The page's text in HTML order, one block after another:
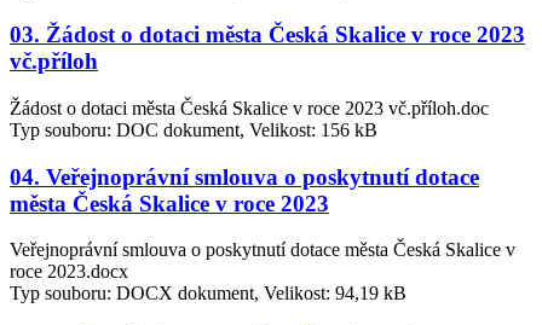
03. Žádost o dotaci města Česká Skalice v roce 2023
vč.příloh
Žádost o dotaci města Česká Skalice v roce 2023 vč.příloh.doc
Typ souboru: DOC dokument, Velikost: 156 kB
04. Veřejnoprávní smlouva o poskytnutí dotace
města Česká Skalice v roce 2023
Veřejnoprávní smlouva o poskytnutí dotace města Česká Skalice v
roce 2023.docx
Typ souboru: DOCX dokument, Velikost: 94,19 kB